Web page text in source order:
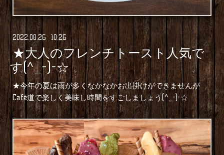
2022.08.26 10:26
★大人のフレンチトースト人気で
す(^_-)-☆
★今年の夏は雨が多くなかなかお出掛けができませんが
Café道で楽しく美味し時間をすごしましょう(^_-)-☆